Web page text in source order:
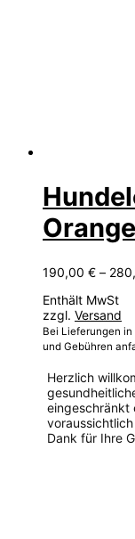
Orange
190,00 € –
Enthält MwSt
zzgl. Versand
Bei Lieferungen
und Gebühren
Herzlich
eingeschränkt
Dank für Ihre